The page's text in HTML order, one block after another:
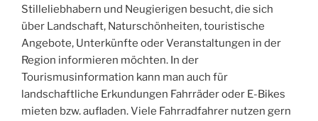
Stilleliebhabern und Neugierigen besucht, die sich
über Landschaft, Naturschönheiten, touristische
Angebote, Unterkünfte oder Veranstaltungen in der
Region informieren möchten. In der
Tourismusinformation kann man auch für
landschaftliche Erkundungen Fahrräder oder E-Bikes
mieten bzw. aufladen. Viele Fahrradfahrer nutzen gern